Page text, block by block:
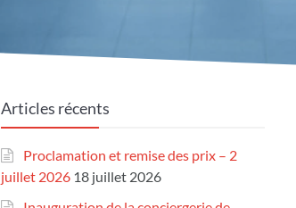
Articles récents
Proclamation et remise des prix – 2
juillet 2026 18 juillet 2026